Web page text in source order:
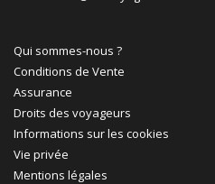
Qui sommes-nous ?
Conditions de Vente
Assurance
Droits des voyageurs
Informations sur les cookies
Vie privée
Mentions légales